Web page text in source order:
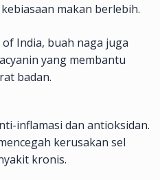
makan berlebih.
India, buah naga juga
yang membantu
badan.
inflamasi dan antioksidan.
kerusakan sel
kronis.